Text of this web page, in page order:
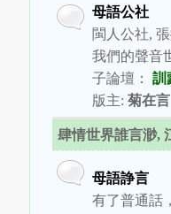
母語公社
閩人公社,
我們的聲音
子論壇： 訓
版主: 菊在言
肆情世界誰言渺,
母語諍言
有了普通話